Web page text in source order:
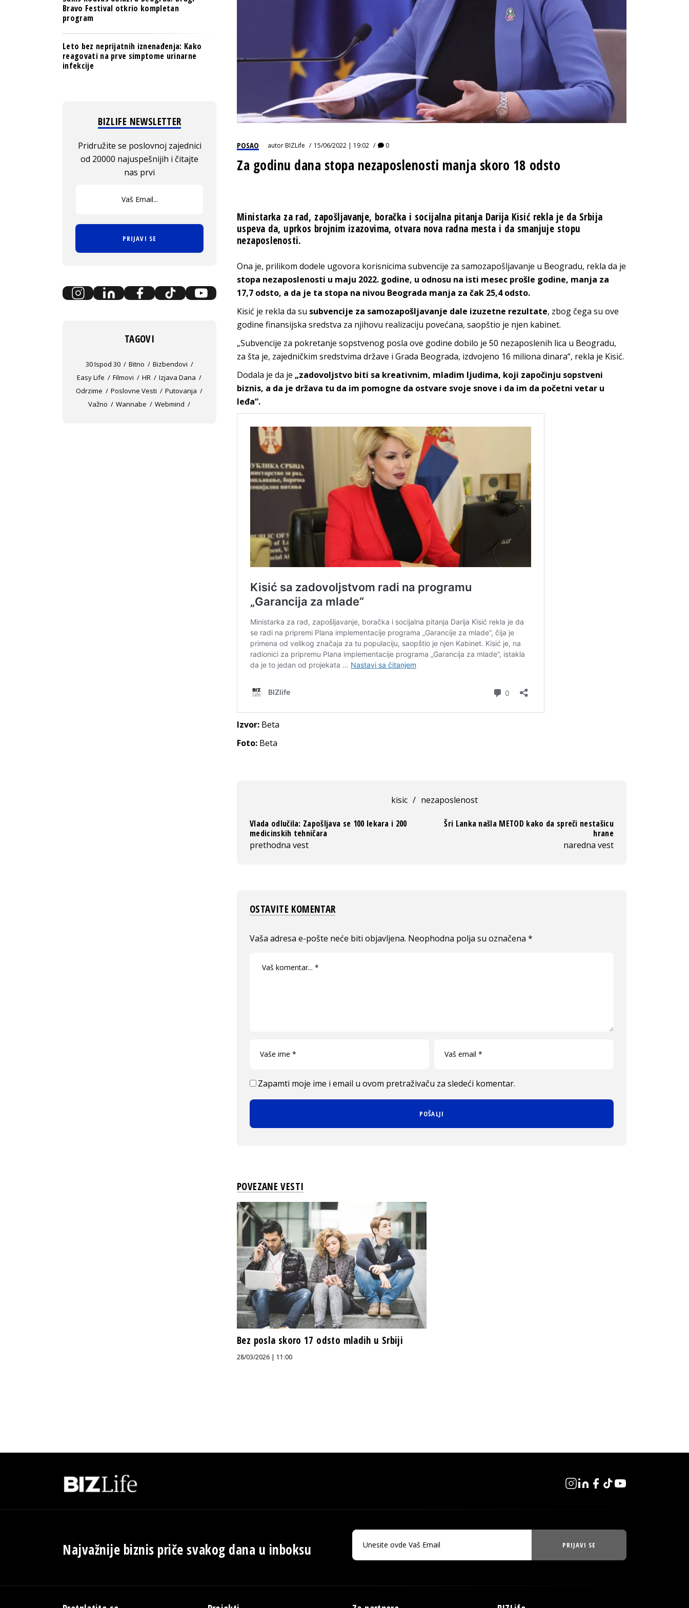
POSAO autorBIZLife 15/06/2022 | 19:02 0
Za godinu dana stopa nezaposlenosti manja skoro 18 odsto
Ministarka za rad, zapošljavanje, boračka i socijalna pitanja Darija Kisić rekla je da Srbija
uspeva da, uprkos brojnim izazovima, otvara nova radna mesta i da smanjuje stopu
nezaposlenosti.
Ona je, prilikom dodele ugovora korisnicima subvencije za samozapošljavanje u Beogradu, rekla da je
stopa nezaposlenosti u maju 2022. godine, u odnosu na isti mesec prošle godine, manja za
17,7 odsto, a da je ta stopa na nivou Beograda manja za čak 25,4 odsto.
Kisić je rekla da su subvencije za samozapošljavanje dale izuzetne rezultate, zbog čega su ove
godine finansijska sredstva za njihovu realizaciju povećana, saopštio je njen kabinet.
„Subvencije za pokretanje sopstvenog posla ove godine dobilo je 50 nezaposlenih lica u Beogradu,
za šta je, zajedničkim sredstvima države i Grada Beograda, izdvojeno 16 miliona dinara“, rekla je Kisić.
Dodala je da je „zadovoljstvo biti sa kreativnim, mladim ljudima, koji započinju sopstveni
biznis, a da je država tu da im pomogne da ostvare svoje snove i da im da početni vetar u
leđa“.
Izvor: Beta
Foto: Beta
kisic / nezaposlenost
Vlada odlučila: Zapošljava se 100 lekara i 200
medicinskih tehničara
prethodna vest
Šri Lanka našla METOD kako da spreči nestašicu
hrane
naredna vest
OSTAVITE KOMENTAR
Vaša adresa e-pošte neće biti objavljena. Neophodna polja su označena *
Zapamti moje ime i email u ovom pretraživaču za sledeći komentar.
POVEZANE VESTI
Bez posla skoro 17 odsto mladih u Srbiji
28/03/2026 | 11:00
Bravo Festival otkrio kompletan
program
Leto bez neprijatnih iznenađenja: Kako
reagovati na prve simptome urinarne
infekcije
BIZLIFE NEWSLETTER
Pridružite se poslovnoj zajednici
od 20000 najuspešnijih i čitajte
nas prvi
PRIJAVI SE
TAGOVI
30 Ispod 30 Bitno
Bizbendovi
Easy Life
Filmovi HR
Izjava Dana
Odrzime
Poslovne Vesti
Putovanja
Važno
Wannabe Webmind
Najvažnije biznis priče svakog dana u inboksu PRIJAVI SE